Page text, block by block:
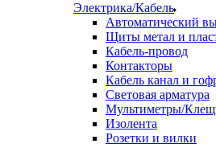
Электрика/Кабель
Автоматический
Щиты метал и
Кабель-провод
Контакторы
Кабель канал и
Световая арматура
Мультиметры/
Изолента
Розетки и вилки